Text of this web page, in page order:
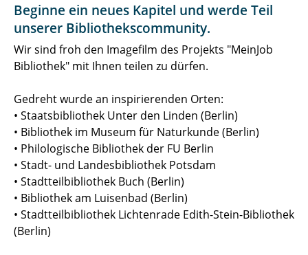
Beginne ein neues Kapitel und werde Teil
unserer Bibliothekscommunity.
Wir sind froh den Imagefilm des Projekts "MeinJob
Bibliothek" mit Ihnen teilen zu dürfen.
Gedreht wurde an inspirierenden Orten:
• Staatsbibliothek Unter den Linden (Berlin)
• Bibliothek im Museum für Naturkunde (Berlin)
• Philologische Bibliothek der FU Berlin
• Stadt- und Landesbibliothek Potsdam
• Stadtteilbibliothek Buch (Berlin)
• Bibliothek am Luisenbad (Berlin)
• Stadtteilbibliothek Lichtenrade Edith-Stein-Bibliothek
(Berlin)